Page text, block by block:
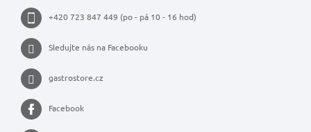
+420 723 847 449 (po - pá 10 - 16 hod)
Sledujte nás na Facebooku
gastrostore.cz
Facebook